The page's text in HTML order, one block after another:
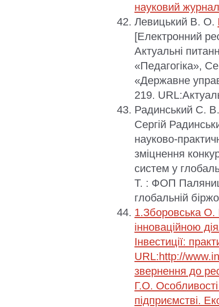
науковий
Левицький В. О.
[Електронний
Актуальні
«Педагогіка»,
«Державне
219.
Радинський С.
Сергій
науково-
зміцнення
систем у
Т. : ФОП
глобальній
1.Зборовська О.
інноваційною
Інвестиції:
URL:http://
звернення до
Г.О.
підприємстві.